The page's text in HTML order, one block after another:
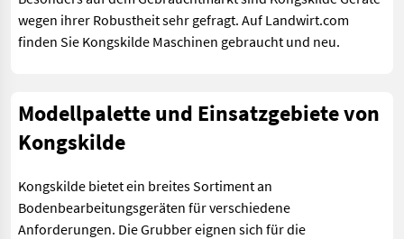
wegen ihrer Robustheit sehr gefragt. Auf Landwirt.com
finden Sie Kongskilde Maschinen gebraucht und neu.
Modellpalette und Einsatzgebiete von
Kongskilde
Kongskilde bietet ein breites Sortiment an
Bodenbearbeitungsgeräten für verschiedene
Anforderungen. Die Grubber eignen sich für die